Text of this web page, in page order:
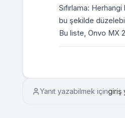
Sıfırlama:
bu şekilde
Bu liste, Onvo MX
Yanıt yazabilmek içingiriş